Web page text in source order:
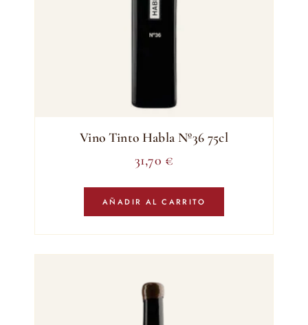
Vino Tinto Habla Nº36 75cl
31,70 €
AÑADIR AL CARRITO